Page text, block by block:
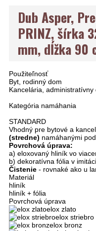
Dub Asper,
PRINZ, šírka
mm, dĺžka 90
Použiteľnosť
Byt, rodinný dom
Kancelária, administratívny
Kategória namáhania
STANDARD
Vhodný pre bytové a
(stredne) namáhanými
Povrchová úprava:
a) eloxovaný hliník vo
b) dekoratívna fólia v
Čistenie - rovnaké ako u
Materiál
hliník
hliník + fólia
Povrchová úprava
elox zlato
elox striebro
elox bronz